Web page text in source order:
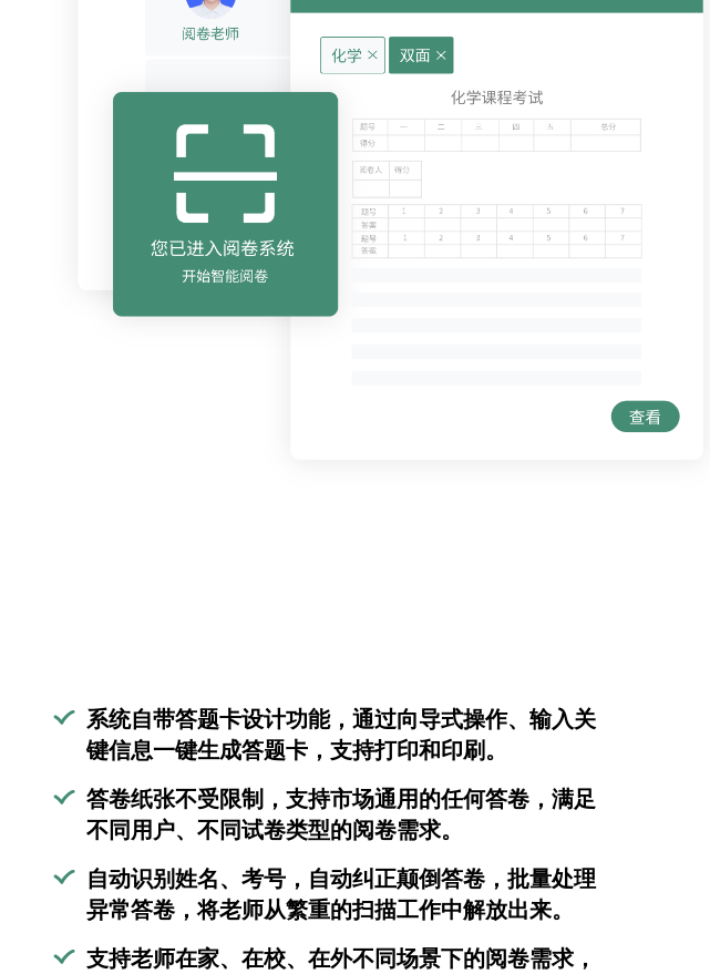
系统自带答题卡设计功能，通过向导式操作、输入关
键信息一键生成答题卡，支持打印和印刷。
答卷纸张不受限制，支持市场通用的任何答卷，满足
不同用户、不同试卷类型的阅卷需求。
自动识别姓名、考号，自动纠正颠倒答卷，批量处理
异常答卷，将老师从繁重的扫描工作中解放出来。
支持老师在家、在校、在外不同场景下的阅卷需求，